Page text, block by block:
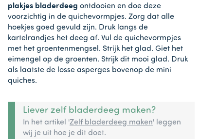
plakjes bladerdeeg ontdooien en doe deze
voorzichtig in de quichevormpjes. Zorg dat alle
hoekjes goed gevuld zijn. Druk langs de
kartelrandjes het deeg af. Vul de quichevormpjes
met het groentenmengsel. Strijk het glad. Giet het
eimengel op de groenten. Strijk dit mooi glad. Druk
als laatste de losse asperges bovenop de mini
quiches.
Liever zelf bladerdeeg maken?
In het artikel 'Zelf bladerdeeg maken' leggen
wij je uit hoe je dit doet.